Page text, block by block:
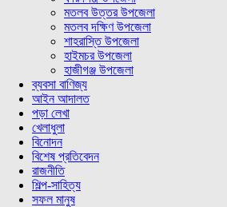
মতলব উত্তর উপজেলা
মতলব দক্ষিণ উপজেলা
শাহরাস্তি উপজেলা
হাইমচর উপজেলা
হাজীগঞ্জ উপজেলা
ব্যবসা বাণিজ্য
আইন আদালত
পড়া লেখা
খেলাধুলা
বিনোদন
বিশেষ প্রতিবেদন
রাজনীতি
শিল্প-সাহিত্য
সফল মানুষ